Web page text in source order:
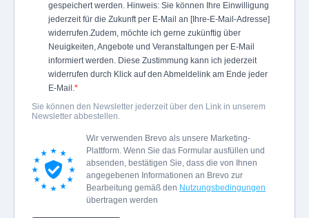
gespeichert werden. Hinweis: Sie können Ihre Einwilligung
jederzeit für die Zukunft per E-Mail an [Ihre-E-Mail-Adresse]
widerrufen.Zudem, möchte ich gerne zukünftig über
Neuigkeiten, Angebote und Veranstaltungen per E-Mail
informiert werden. Diese Zustimmung kann ich jederzeit
widerrufen durch Klick auf den Abmeldelink am Ende jeder
E-Mail.
Sie können den Newsletter jederzeit über den Link in unserem
Newsletter abbestellen.
Wir verwenden Brevo als unsere Marketing-
Plattform. Wenn Sie das Formular ausfüllen und
absenden, bestätigen Sie, dass die von Ihnen
angegebenen Informationen an Brevo zur
Bearbeitung gemäß den Nutzungsbedingungen
übertragen werden